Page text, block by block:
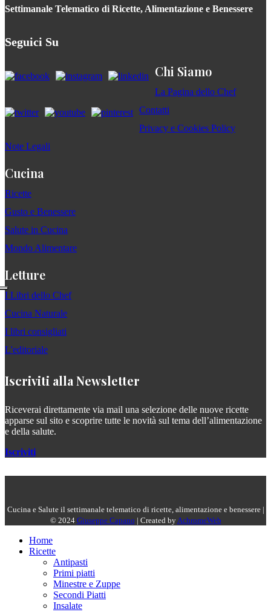
Settimanale Telematico di Ricette, Alimentazione e Benessere
Seguici Su
Chi Siamo
La Pagina dello Chef
Contatti
Privacy e Cookies Policy
Note Legali
Cucina
Ricette
Gusto e Benessere
Salute in Cucina
Mondo Alimentare
Letture
I Libri dello Chef
Cucina Naturale
I libri consigliati
L'editoriale
Iscriviti alla Newsletter
Riceverai direttamente via mail una selezione delle nuove ricette
apparse sul sito e scoprire tutte le novità sul tema dell’alimentazione
e della salute.
Iscriviti
Cucina e Salute il settimanale telematico di ricette, alimentazione e benessere |
© 2024 Giuseppe Capano | Created byAchromeWeb
Home
Ricette
Antipasti
Primi piatti
Minestre e Zuppe
Secondi Piatti
Insalate